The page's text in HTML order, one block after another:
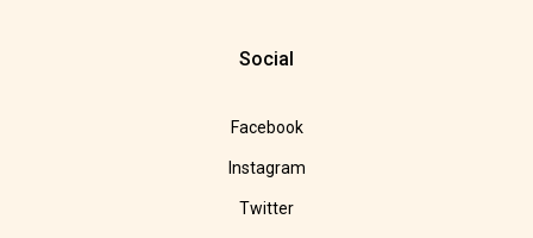
Social
Facebook
Instagram
Twitter